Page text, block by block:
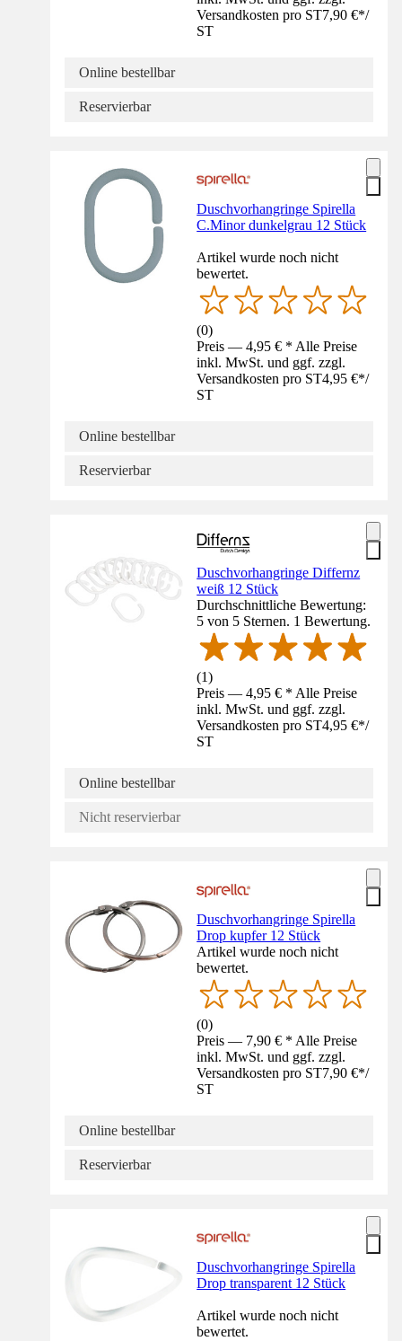
Versandkosten pro ST7,90 €*/
ST
Online bestellbar
Reservierbar
Duschvorhangringe Spirella
C.Minor dunkelgrau 12 Stück
Artikel wurde noch nicht
bewertet.
(0)
Preis — 4,95 € * Alle Preise
inkl. MwSt. und ggf. zzgl.
Versandkosten pro ST4,95 €*/
ST
Online bestellbar
Reservierbar
Duschvorhangringe Differnz
weiß 12 Stück
Durchschnittliche Bewertung:
5 von 5 Sternen. 1 Bewertung.
(1)
Preis — 4,95 € * Alle Preise
inkl. MwSt. und ggf. zzgl.
Versandkosten pro ST4,95 €*/
ST
Online bestellbar
Nicht reservierbar
Duschvorhangringe Spirella
Drop kupfer 12 Stück
Artikel wurde noch nicht
bewertet.
(0)
Preis — 7,90 € * Alle Preise
inkl. MwSt. und ggf. zzgl.
Versandkosten pro ST7,90 €*/
ST
Online bestellbar
Reservierbar
Duschvorhangringe Spirella
Drop transparent 12 Stück
Artikel wurde noch nicht
bewertet.